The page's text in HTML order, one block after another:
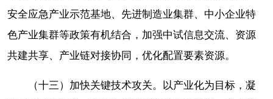
安全应急产业示范基地、先进制造业集群、中小企业特
色产业集群等政策有机结合，加强中试信息交流、资源
共建共享、产业链对接协同，优化配置要素资源。
（十三）加快关键技术攻关。以产业化为目标，凝